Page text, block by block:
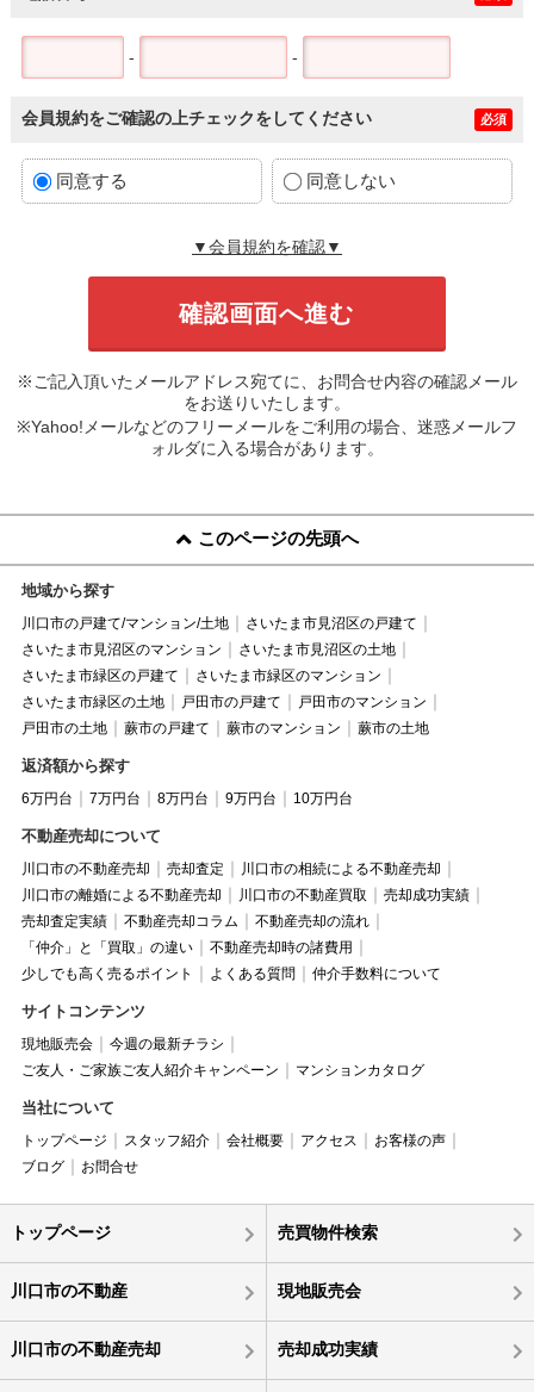
- -
会員規約をご確認の上チェックをしてください 必須
同意する 同意しない
▼会員規約を確認▼
※ご記入頂いたメールアドレス宛てに、お問合せ内容の確認メール
をお送りいたします。
※Yahoo!メールなどのフリーメールをご利用の場合、迷惑メールフ
ォルダに入る場合があります。
このページの先頭へ
地域から探す
川口市の戸建て/マンション/土地
さいたま市見沼区の戸建て
さいたま市見沼区のマンション
さいたま市見沼区の土地
さいたま市緑区の戸建て
さいたま市緑区のマンション
さいたま市緑区の土地
戸田市の戸建て
戸田市のマンション
戸田市の土地
蕨市の戸建て 蕨市のマンション 蕨市の土地
返済額から探す
6万円台 7万円台 8万円台 9万円台 10万円台
不動産売却について
川口市の不動産売却 売却査定
川口市の相続による不動産売却
川口市の離婚による不動産売却
川口市の不動産買取
売却成功実績
売却査定実績
不動産売却コラム
不動産売却の流れ
「仲介」と「買取」の違い
不動産売却時の諸費用
少しでも高く売るポイント
よくある質問 仲介手数料について
サイトコンテンツ
現地販売会
今週の最新チラシ
ご友人・ご家族ご友人紹介キャンペーン
マンションカタログ
当社について
トップページ スタッフ紹介 会社概要 アクセス
お客様の声
ブログ
お問合せ
トップページ 売買物件検索
川口市の不動産 現地販売会
川口市の不動産売却 売却成功実績